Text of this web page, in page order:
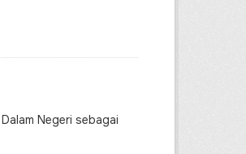
Negeri sebagai